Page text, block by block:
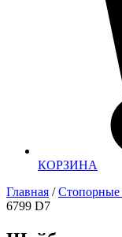
КОРЗИНА
Главная /Стопорные
6799 D7